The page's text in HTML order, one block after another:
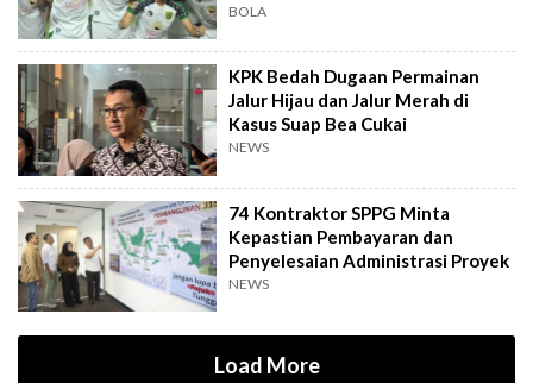
BOLA
KPK Bedah Dugaan Permainan
Jalur Hijau dan Jalur Merah di
Kasus Suap Bea Cukai
NEWS
74 Kontraktor SPPG Minta
Kepastian Pembayaran dan
Penyelesaian Administrasi Proyek
NEWS
Load More